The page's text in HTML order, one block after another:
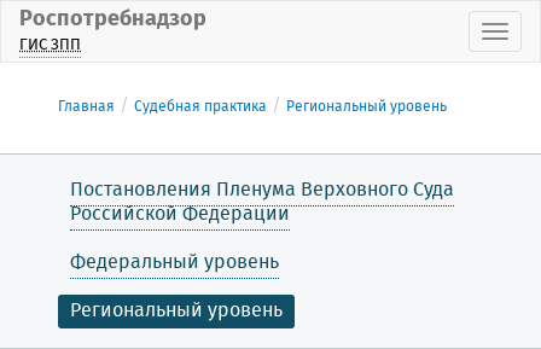
Роспотребнадзор
ГИС ЗПП
Главная Судебная практика Региональный уровень
Постановления Пленума Верховного Суда
Российской Федерации
Федеральный уровень
Региональный уровень